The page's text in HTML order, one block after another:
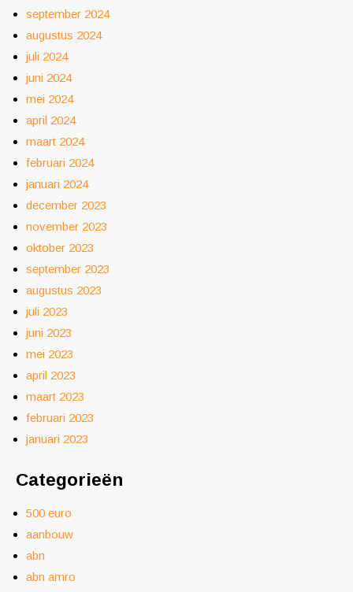
september 2024
augustus 2024
juli 2024
juni 2024
mei 2024
april 2024
maart 2024
februari 2024
januari 2024
december 2023
november 2023
oktober 2023
september 2023
augustus 2023
juli 2023
juni 2023
mei 2023
april 2023
maart 2023
februari 2023
januari 2023
Categorieën
500 euro
aanbouw
abn
abn amro